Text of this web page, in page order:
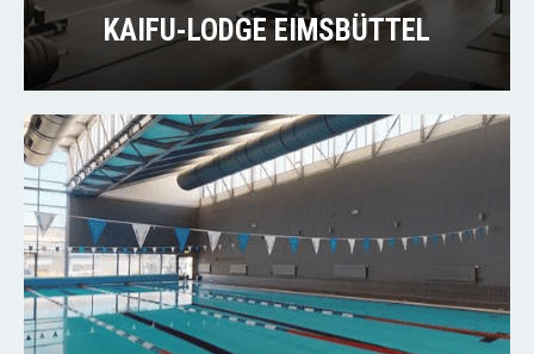
KAIFU-LODGE EIMSBÜTTEL